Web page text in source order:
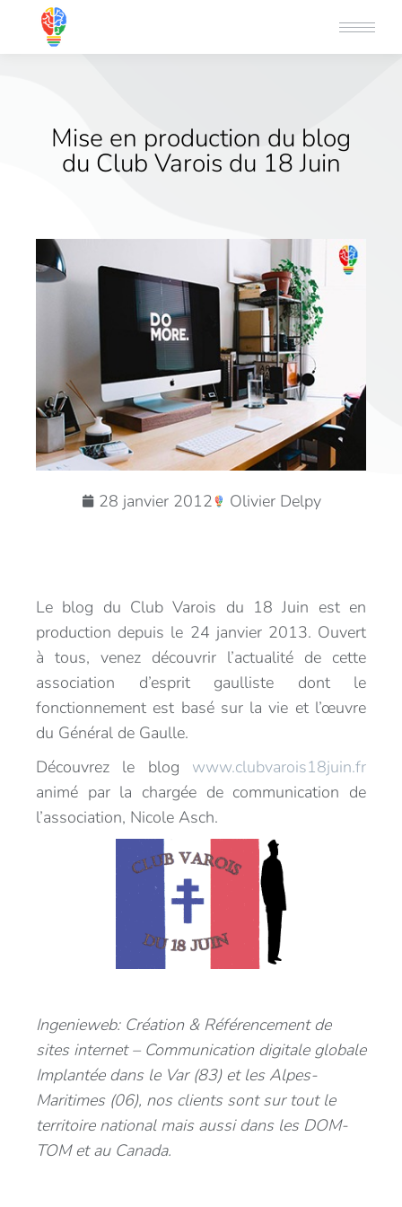
Mise en production du blog
du Club Varois du 18 Juin
28 janvier 2012 Olivier Delpy
Le blog du Club Varois du 18 Juin est en
production depuis le 24 janvier 2013. Ouvert
à tous, venez découvrir l’actualité de cette
association d’esprit gaulliste dont le
fonctionnement est basé sur la vie et l’œuvre
du Général de Gaulle.
Découvrez le blog www.clubvarois18juin.fr
animé par la chargée de communication de
l’association, Nicole Asch.
Ingenieweb: Création & Référencement de
sites internet – Communication digitale globale
Implantée dans le Var (83) et les Alpes-
Maritimes (06), nos clients sont sur tout le
territoire national mais aussi dans les DOM-
TOM et au Canada.